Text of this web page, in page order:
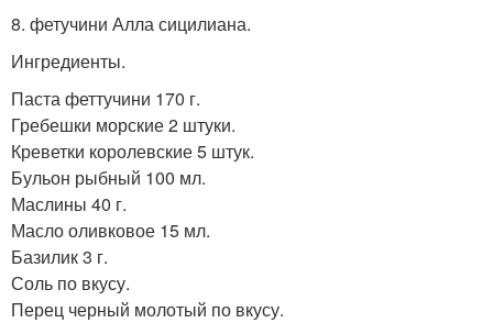
8. фетучини Алла сицилиана.
Ингредиенты.
Паста феттучини 170 г.
Гребешки морские 2 штуки.
Креветки королевские 5 штук.
Бульон рыбный 100 мл.
Маслины 40 г.
Масло оливковое 15 мл.
Базилик 3 г.
Соль по вкусу.
Перец черный молотый по вкусу.